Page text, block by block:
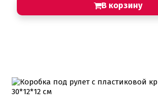
В корзину